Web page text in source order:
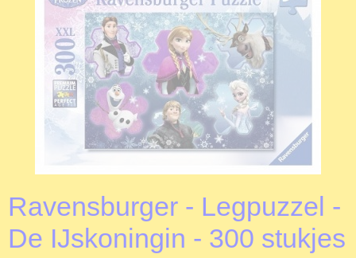
Ravensburger - Legpuzzel -
De IJskoningin - 300 stukjes